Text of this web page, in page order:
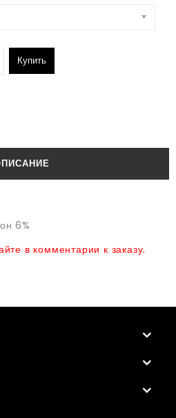
Купить
6%
в комментарии к заказу.